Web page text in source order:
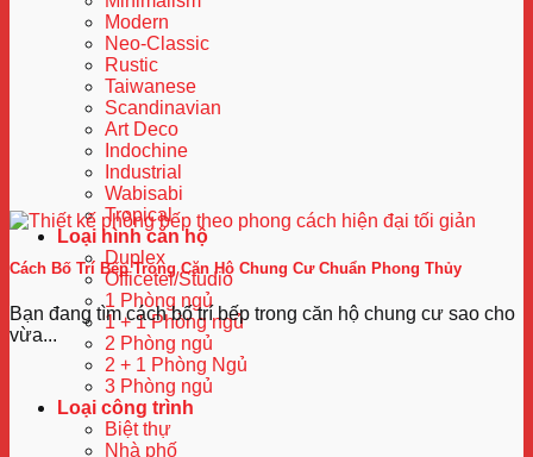
Modern
Neo-Classic
Rustic
Taiwanese
Scandinavian
Art Deco
Indochine
Industrial
Wabisabi
Tropical
Loại hình căn hộ
Duplex
Officetel/Studio
1 Phòng ngủ
1 + 1 Phòng ngủ
2 Phòng ngủ
2 + 1 Phòng Ngủ
3 Phòng ngủ
Loại công trình
Biệt thự
Nhà phố
Cách Bố Trí Bếp Trong Căn Hộ Chung Cư Chuẩn Phong Thủy
Bạn đang tìm cách bố trí bếp trong căn hộ chung cư sao cho
vừa...